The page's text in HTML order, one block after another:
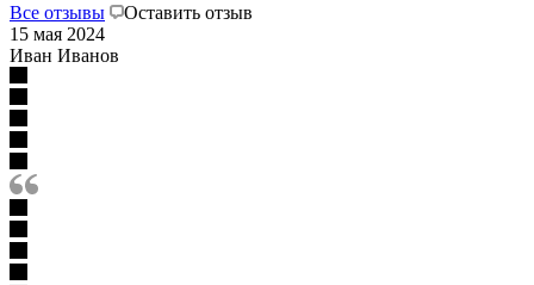
Все отзывы
Оставить отзыв
15 мая 2024
Иван Иванов